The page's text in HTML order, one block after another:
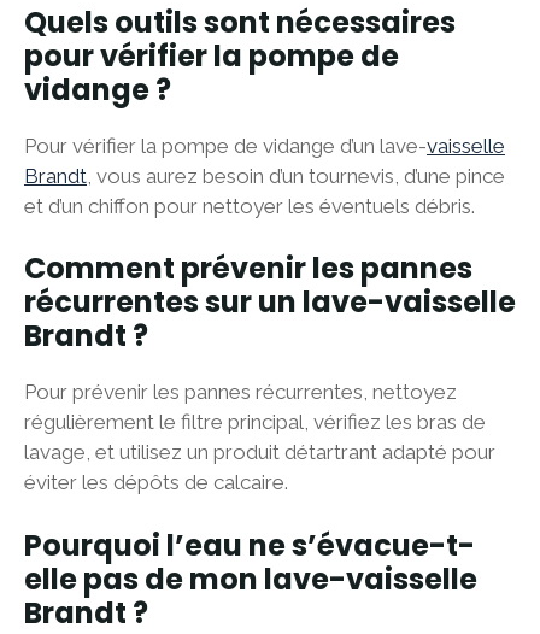
Quels outils sont nécessaires
pour vérifier la pompe de
vidange ?
Pour vérifier la pompe de vidange d’un lave-vaisselle
Brandt , vous aurez besoin d’un tournevis, d’une pince
et d’un chiffon pour nettoyer les éventuels débris.
Comment prévenir les pannes
récurrentes sur un lave-vaisselle
Brandt ?
Pour prévenir les pannes récurrentes, nettoyez
régulièrement le filtre principal, vérifiez les bras de
lavage, et utilisez un produit détartrant adapté pour
éviter les dépôts de calcaire.
Pourquoi l’eau ne s’évacue-t-
elle pas de mon lave-vaisselle
Brandt ?